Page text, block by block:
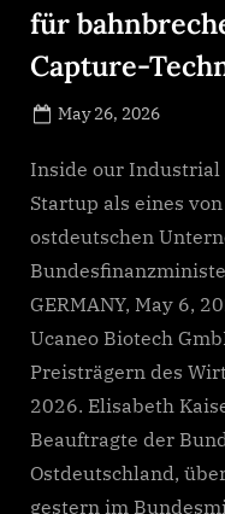
für
Capture-
Posted
May 26, 2026
Inside our Industrial
Startup als eines
ostdeutschen
GERMANY, May 6,
Ucaneo Biotech
Preisträgern des
2026. Elisabeth
Beauftragte der
Ostdeutschland,
gestern im